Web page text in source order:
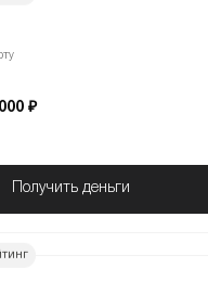
₽
Получить деньги